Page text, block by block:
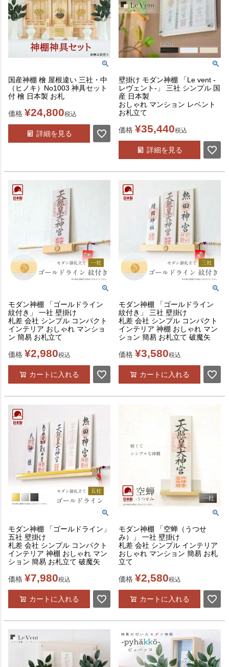
国産神棚 檜 屋根違い 三社・中
（ヒノキ）No1003 神具セット
付 檜 日本製 お札
価格 ¥24,800税込
詳細を見る
壁掛け モダン神棚 「Le vent -
レヴェント-」 三社 シンプル 国
産 日本製
おしゃれ マンション レベント
お札立て
価格 ¥35,440税込
詳細を見る
モダン神棚 「ゴールドライン
紋付き」 一社 壁掛け
札差 会社 シンプル コンパクト
インテリア おしゃれ マンショ
ン 簡易 お札立て
価格 ¥2,980税込
カートに入れる
モダン神棚 「ゴールドライン
紋付き」 三社 壁掛け
札差 会社 シンプル コンパクト
インテリア 神棚 おしゃれ マン
ション 簡易 お札立て 破魔矢
価格 ¥3,580税込
カートに入れる
モダン神棚 「ゴールドライン」
五社 壁掛け
札差 会社 シンプル コンパクト
インテリア 神棚 おしゃれ マン
ション 簡易 お札立て 破魔矢
価格 ¥7,980税込
カートに入れる
モダン神棚 「空蝉（うつせ
み）」 一社 壁掛け
札差 会社 シンプル インテリア
おしゃれ マンション 簡易 お札
立て
価格 ¥2,580税込
カートに入れる